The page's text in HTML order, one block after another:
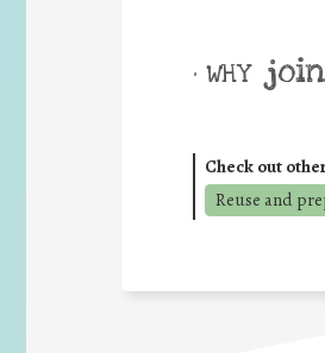
• WHY
Check out
Reuse and